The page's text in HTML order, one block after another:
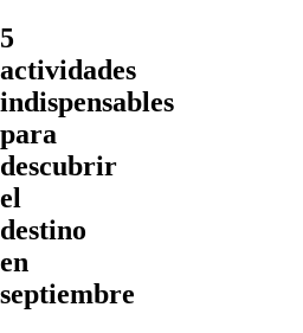
5
actividades
indispensables
para
descubrir
el
destino
en
septiembre